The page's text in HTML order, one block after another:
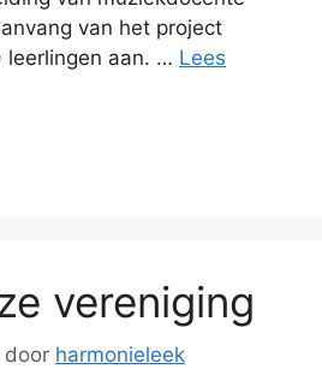
van het project
leerlingen aan. … Lees
vereniging
door harmonieleek